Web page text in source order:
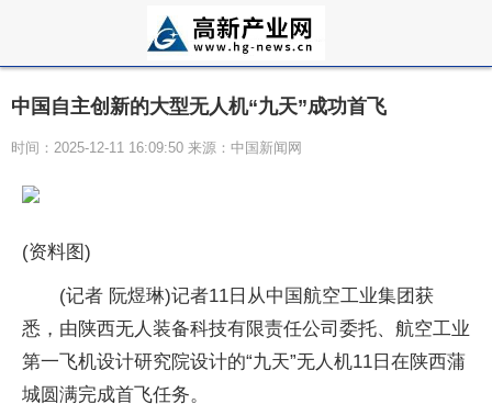
中国自主创新的大型无人机“九天”成功首飞
时间：2025-12-11 16:09:50 来源：中国新闻网
(资料图)
(记者 阮煜琳)记者11日从中国航空工业集团获
悉，由陕西无人装备科技有限责任公司委托、航空工业
第一飞机设计研究院设计的“九天”无人机11日在陕西蒲
城圆满完成首飞任务。